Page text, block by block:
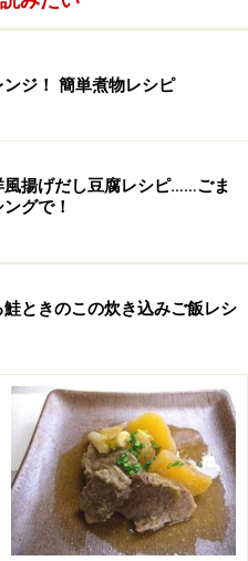
ジ！ 簡単煮物レシピ
風揚げだし豆腐レシピ……ごま
グで！
ときのこの炊き込みご飯レシ